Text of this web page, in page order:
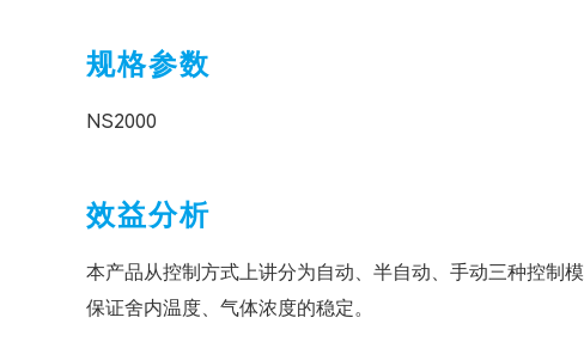
规格参数
NS2000
效益分析
本产品从控制方式上讲分为自动、半自动、手动三种控制
保证舍内温度、气体浓度的稳定。